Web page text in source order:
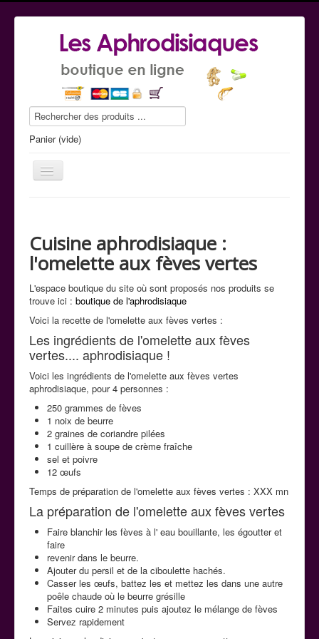
Panier (vide)
Le guide conseil
La boutique
Commande tel
La cuisine aphrodisiaque
Contact
Cuisine aphrodisiaque :
l'omelette aux fèves vertes
L'espace boutique du site où sont proposés nos produits se
trouve ici : boutique de l'aphrodisiaque
Voici la recette de l'omelette aux fèves vertes :
Les ingrédients de l'omelette aux fèves
vertes.... aphrodisiaque !
Voici les ingrédients de l'omelette aux fèves vertes
aphrodisiaque, pour 4 personnes :
250 grammes de fèves
1 noix de beurre
2 graines de coriandre pilées
1 cuillère à soupe de crème fraîche
sel et poivre
12 œufs
Temps de préparation de l'omelette aux fèves vertes : XXX mn
La préparation de l'omelette aux fèves vertes
Faire blanchir les fèves à l' eau bouillante, les égoutter et
faire
revenir dans le beurre.
Ajouter du persil et de la ciboulette hachés.
Casser les œufs, battez les et mettez les dans une autre
poêle chaude où le beurre grésille
Faites cuire 2 minutes puis ajoutez le mélange de fèves
Servez rapidement